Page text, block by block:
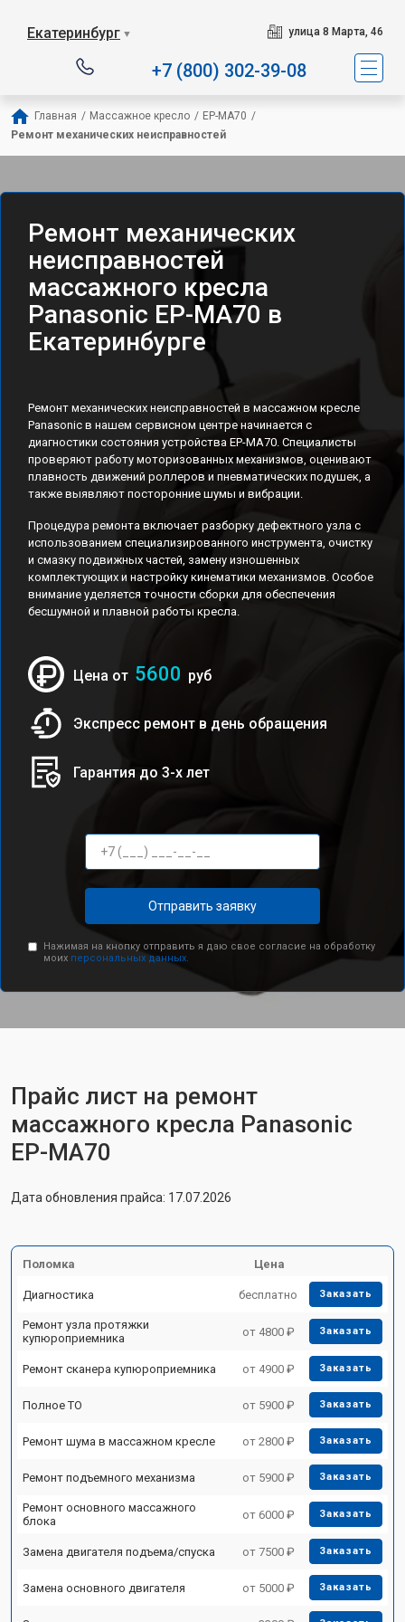
Екатеринбург ▼ улица 8 Марта, 46
+7 (800) 302-39-08
Главная / Массажное кресло / EP-MA70 /
Ремонт механических неисправностей
Ремонт механических
неисправностей
массажного кресла
Panasonic EP-MA70 в
Екатеринбурге
Ремонт механических неисправностей в массажном кресле
Panasonic в нашем сервисном центре начинается с
диагностики состояния устройства EP-MA70. Специалисты
проверяют работу моторизованных механизмов, оценивают
плавность движений роллеров и пневматических подушек, а
также выявляют посторонние шумы и вибрации.
Процедура ремонта включает разборку дефектного узла с
использованием специализированного инструмента, очистку
и смазку подвижных частей, замену изношенных
комплектующих и настройку кинематики механизмов. Особое
внимание уделяется точности сборки для обеспечения
бесшумной и плавной работы кресла.
Цена от 5600 руб
Экспресс ремонт в день обращения
Гарантия до 3-х лет
Отправить заявку
Нажимая на кнопку отправить я даю свое согласие на обработку
моих персональных данных.
Прайс лист на ремонт
массажного кресла Panasonic
EP-MA70
Дата обновления прайса: 17.07.2026
Поломка Цена
Диагностика бесплатно Заказать
Ремонт узла протяжки
купюроприемника
от 4800 ₽ Заказать
Ремонт сканера купюроприемника от 4900 ₽ Заказать
Полное ТО от 5900 ₽ Заказать
Ремонт шума в массажном кресле от 2800 ₽ Заказать
Ремонт подъемного механизма от 5900 ₽ Заказать
Ремонт основного массажного
блока
от 6000 ₽ Заказать
Замена двигателя подъема/спуска от 7500 ₽ Заказать
Замена основного двигателя от 5000 ₽ Заказать